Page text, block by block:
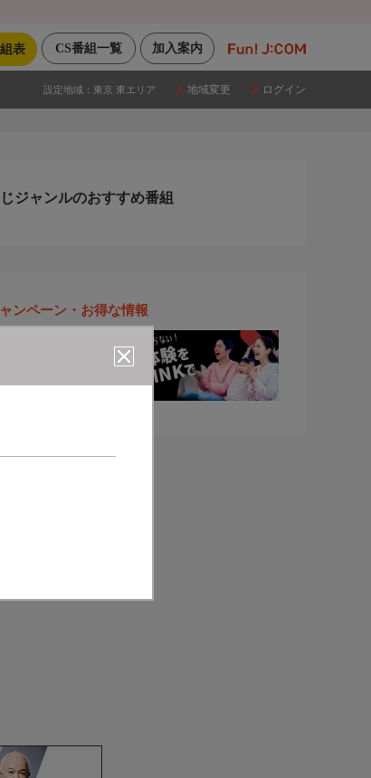
加入案内
CS番組一覧
表
設定地域： 東京 東エリア 地域変更 ログイン
ジャンルのおすすめ番組
ンペーン・お得な情報